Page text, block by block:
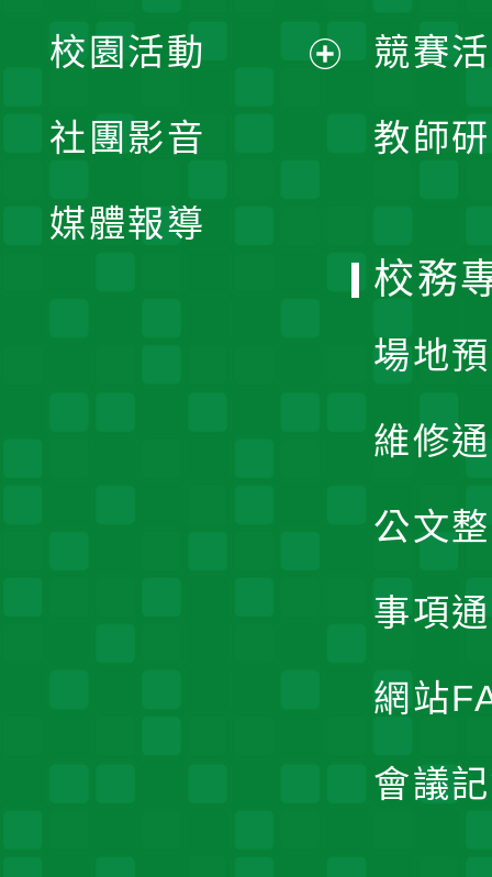
競賽
教師
開
校園活動
社團影音
媒體報導
校務
場地
維修
公文
事項
網站
會議